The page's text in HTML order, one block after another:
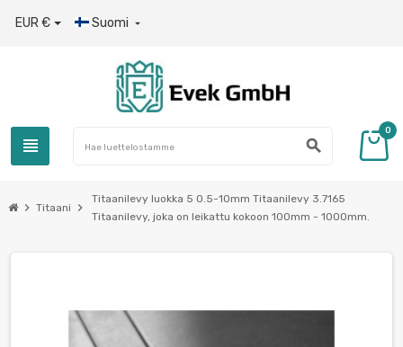
EUR € Suomi 
view_headline search
0
chevron_right Titaani chevron_right
Titaanilevy luokka 5 0.5-10mm Titaanilevy 3.7165
Titaanilevy, joka on leikattu kokoon 100mm - 1000mm.